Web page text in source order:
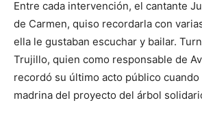
Entre cada intervención, el cantante
de Carmen, quiso recordarla con
ella le gustaban escuchar y bailar.
Trujillo, quien como responsable de
recordó su último acto público
madrina del proyecto del árbol